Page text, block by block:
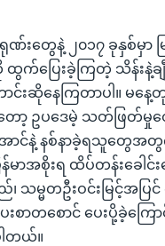
တွေနဲ့ ၂၀၁၇ ခုနှစ်မှာ မ
ထွက်ပြေးခဲ့ကြတဲ့ သိန်းနဲ့ခ
ာင်းဆိုနေကြတာပါ။ မန
ာတော့ ဥပဒေမဲ့ သတ်ဖြတ်
ောင်နဲ့ နစ်နာခဲ့ရသူတွေအ
မာအစိုးရ ထိပ်တန်းခေါင်
သမ္မတဦးဝင်းမြင့်အပြ
တစောင် ပေးပို့ခဲ့ကြေ
တယ်။